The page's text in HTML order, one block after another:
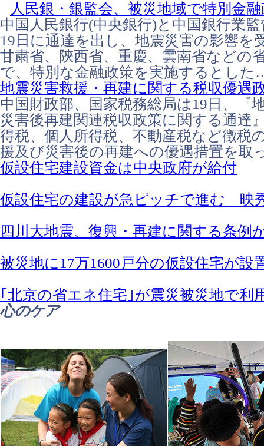
人民銀・銀監会、被災地域で特別金
中国人民銀行(中央銀行)と中国銀行業
19日に通達を出し、地震災害の影響を
甘粛省、陝西省、重慶、雲南省などの
で、特別な金融政策を実施するとし
地震災害救援・再建に関する税収優遇
中国財政部、国家税務総局は19日、『
災害後再建関連税収政策に関する通達
得税、個人所得税、不動産税など徴税
援及び災害後の再建への優遇措置を
仮設住宅建設資金は中央政府が給付
仮設住宅の建設が急ピッチで進む
四川大地震、復興・再建に関する条例
被災地に17万1600戸分の仮設住宅が設
｢北京の省エネ住宅｣が震災被災地で利
心のケア